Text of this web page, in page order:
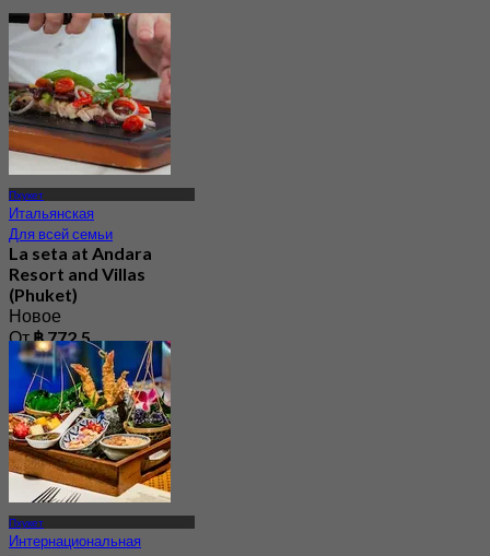
Пхукет
Итальянская
Для всей семьи
La seta at Andara
Resort and Villas
(Phuket)
Новое
От฿ 772.5
Пхукет
Интернациональная